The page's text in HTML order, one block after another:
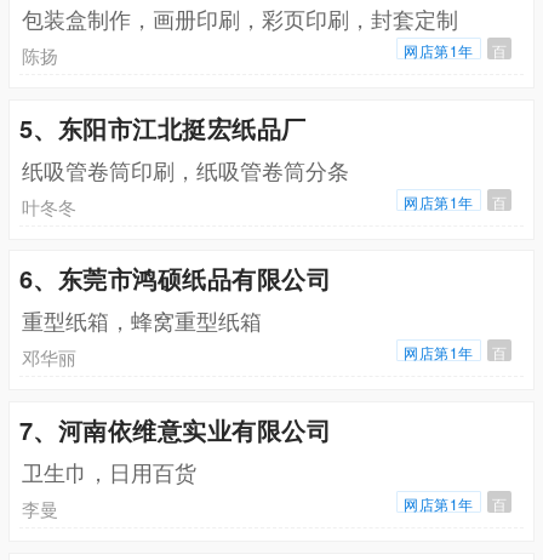
包装盒制作，画册印刷，彩页印刷，封套定制
陈扬 网店第1年 百
5、东阳市江北挺宏纸品厂
纸吸管卷筒印刷，纸吸管卷筒分条
叶冬冬 网店第1年 百
6、东莞市鸿硕纸品有限公司
重型纸箱，蜂窝重型纸箱
邓华丽 网店第1年 百
7、河南依维意实业有限公司
卫生巾，日用百货
李曼 网店第1年 百